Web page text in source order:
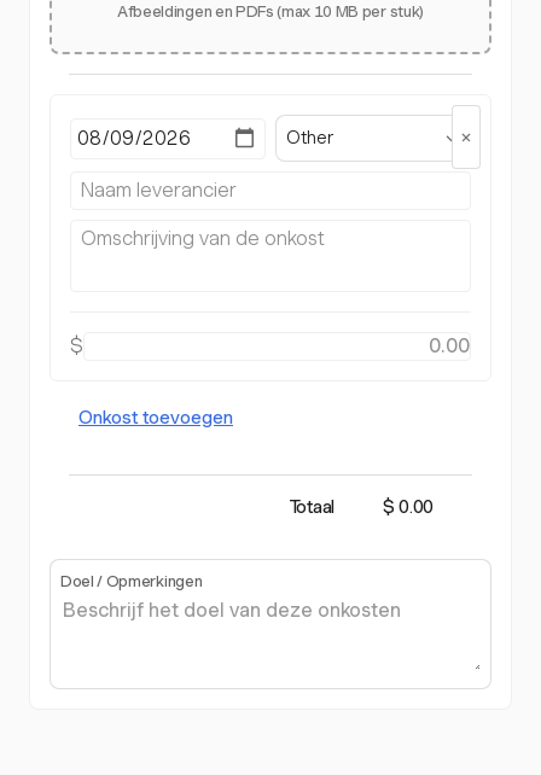
Afbeeldingen en PDFs (max 10 MB per stuk)
Other
$
Onkost toevoegen
Totaal $ 0.00
Doel / Opmerkingen